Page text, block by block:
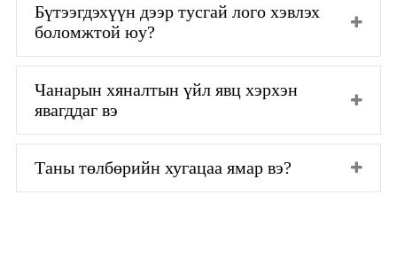
Бүтээгдэхүүн дээр тусгай лого хэвлэх
боломжтой юу?
Чанарын хяналтын үйл явц хэрхэн
явагддаг вэ
Таны төлбөрийн хугацаа ямар вэ?